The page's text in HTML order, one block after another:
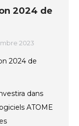
2024 de
2023
2024 de
dans
ATOME